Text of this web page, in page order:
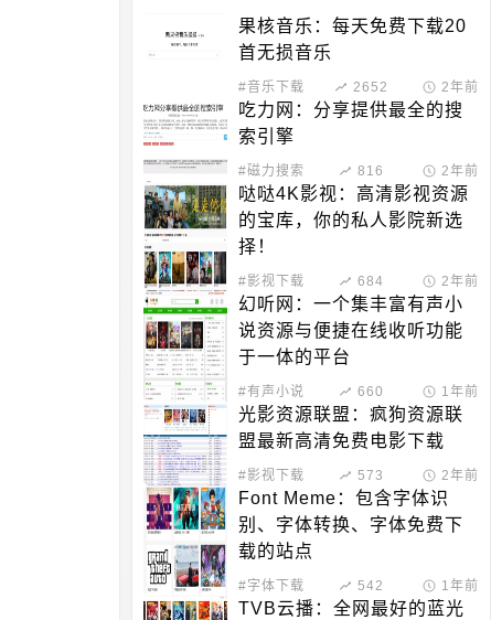
果核音乐：每天免费下载20
首无损音乐
#音乐下载 2652 2年前
吃力网：分享提供最全的搜
索引擎
#磁力搜索 816 2年前
哒哒4K影视：高清影视资源
的宝库，你的私人影院新选
择！
#影视下载 684 2年前
幻听网：一个集丰富有声小
说资源与便捷在线收听功能
于一体的平台
#有声小说 660 1年前
光影资源联盟：疯狗资源联
盟最新高清免费电影下载
#影视下载 573 2年前
Font Meme：包含字体识
别、字体转换、字体免费下
载的站点
#字体下载 542 1年前
TVB云播：全网最好的蓝光